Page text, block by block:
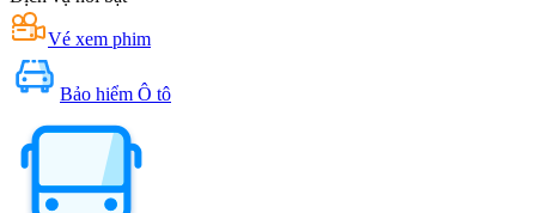
Vé xem phim
Bảo hiểm Ô tô